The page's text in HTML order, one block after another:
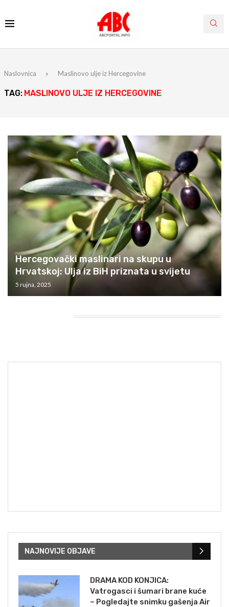
Naslovnica » Maslinovo ulje iz Hercegovine
TAG: MASLINOVO ULJE IZ HERCEGOVINE
Hercegovački maslinari na skupu u
Hrvatskoj: Ulja iz BiH priznata u svijetu
5 rujna, 2025
NAJNOVIJE OBJAVE
DRAMA KOD KONJICA:
Vatrogasci i šumari brane kuće
– Pogledajte snimku gašenja Air